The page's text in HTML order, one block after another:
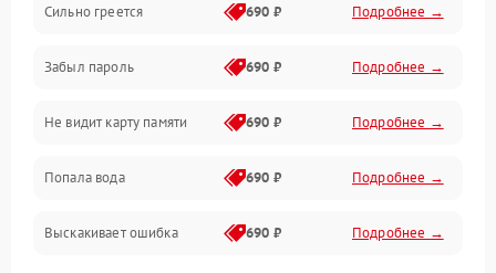
Дисплей
Экран (дисплей)
Связь
Разговор (микрофон, динамик)
Перегрев и нестабильная работа
Сильно греется 690 ₽ Подробнее →
Забыл пароль 690 ₽ Подробнее →
Не видит карту памяти 690 ₽ Подробнее →
Попала вода 690 ₽ Подробнее →
Выскакивает ошибка 690 ₽ Подробнее →